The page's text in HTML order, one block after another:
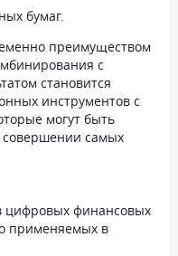
бумаг.
преимуществом
с
становится
инструментов с
могут быть
совершении самых
цифровых финансовых
применяемых в